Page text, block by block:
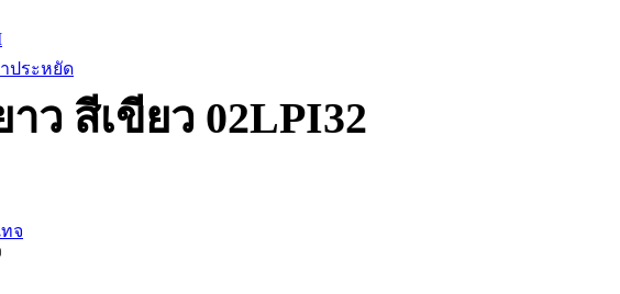
ประหยัด
จ
ว สีเขียว 02LPI32